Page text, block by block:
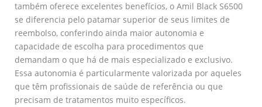
também oferece excelentes benefícios, o Amil Black S6500
se diferencia pelo patamar superior de seus limites de
reembolso, conferindo ainda maior autonomia e
capacidade de escolha para procedimentos que
demandam o que há de mais especializado e exclusivo.
Essa autonomia é particularmente valorizada por aqueles
que têm profissionais de saúde de referência ou que
precisam de tratamentos muito específicos.